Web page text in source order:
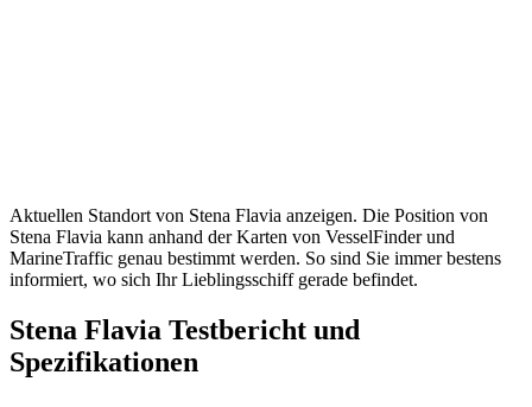
Aktuellen Standort von Stena Flavia anzeigen. Die Position von
Stena Flavia kann anhand der Karten von VesselFinder und
MarineTraffic genau bestimmt werden. So sind Sie immer bestens
informiert, wo sich Ihr Lieblingsschiff gerade befindet.
Stena Flavia Testbericht und
Spezifikationen